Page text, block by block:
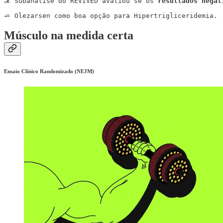
🧈 Olezarsen como boa opção para Hipertrigliceridemia.
Músculo na medida certa
Ensaio Clínico Randomizado (NEJM)